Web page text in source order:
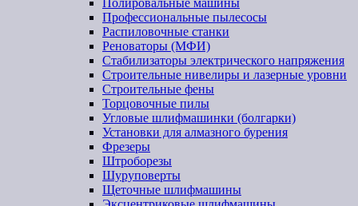
Полировальные машины
Профессиональные пылесосы
Распиловочные станки
Реноваторы (МФИ)
Стабилизаторы электрического напряжения
Строительные нивелиры и лазерные уровни
Строительные фены
Торцовочные пилы
Угловые шлифмашинки (болгарки)
Установки для алмазного бурения
Фрезеры
Штроборезы
Шуруповерты
Щеточные шлифмашины